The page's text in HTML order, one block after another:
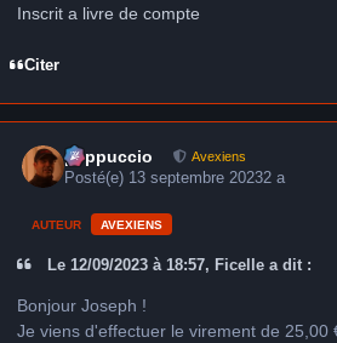
Inscrit a livre de compte
Citer
peppuccio Avexiens
Posté(e) 13 septembre 20232 a
AUTEUR AVEXIENS
Le 12/09/2023 à 18:57, Ficelle a dit :
Bonjour Joseph !
Je viens d'effectuer le virement de 25,00